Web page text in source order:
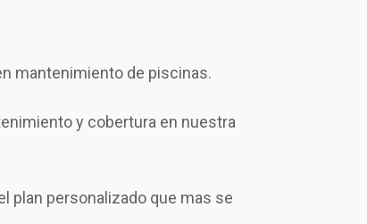
mantenimiento de piscinas.
y cobertura en nuestra
plan personalizado que mas se